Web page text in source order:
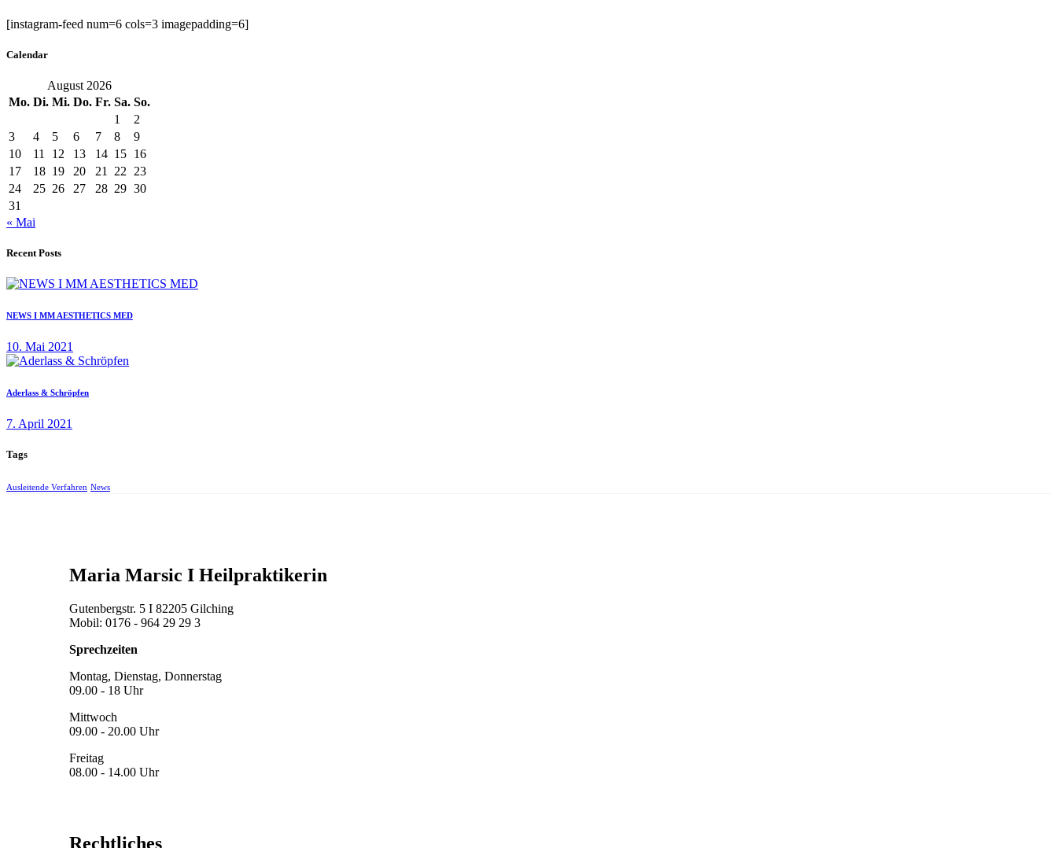
[instagram-feed num=6 cols=3 imagepadding=6]
Calendar
August 2026
Mo. Di. Mi. Do. Fr. Sa. So.
1
2
3
4 5 6 7 8
9
10
11 12 13 14 15 16
17
18 19 20 21 22
23
24
25 26 27 28 29 30
31
« Mai
Recent Posts
NEWS I MM AESTHETICS MED
10. Mai 2021
Aderlass & Schröpfen
7. April 2021
Tags
Ausleitende Verfahren News
Maria Marsic I Heilpraktikerin
Gutenbergstr. 5 I 82205 Gilching
Mobil: 0176 - 964 29 29 3
Sprechzeiten
Montag, Dienstag, Donnerstag
09.00 - 18 Uhr
Mittwoch
09.00 - 20.00 Uhr
Freitag
08.00 - 14.00 Uhr
Rechtliches